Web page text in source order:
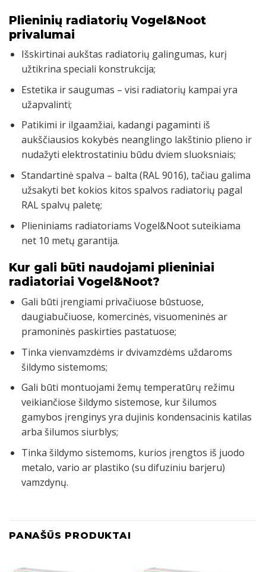
Plieninių radiatorių Vogel&Noot
privalumai
Išskirtinai aukštas radiatorių galingumas, kurį
užtikrina speciali konstrukcija;
Estetika ir saugumas – visi radiatorių kampai yra
užapvalinti;
Patikimi ir ilgaamžiai, kadangi pagaminti iš
aukščiausios kokybės neanglingo lakštinio plieno ir
nudažyti elektrostatiniu būdu dviem sluoksniais;
Standartinė spalva – balta (RAL 9016), tačiau galima
užsakyti bet kokios kitos spalvos radiatorių pagal
RAL spalvų paletę;
Plieniniams radiatoriams Vogel&Noot suteikiama
net 10 metų garantija.
Kur gali būti naudojami plieniniai
radiatoriai Vogel&Noot?
Gali būti įrengiami privačiuose būstuose,
daugiabučiuose, komercinės, visuomeninės ar
pramoninės paskirties pastatuose;
Tinka vienvamzdėms ir dvivamzdėms uždaroms
šildymo sistemoms;
Gali būti montuojami žemų temperatūrų režimu
veikiančiose šildymo sistemose, kur šilumos
gamybos įrenginys yra dujinis kondensacinis katilas
arba šilumos siurblys;
Tinka šildymo sistemoms, kurios įrengtos iš juodo
metalo, vario ar plastiko (su difuziniu barjeru)
vamzdynų.
PANAŠŪS PRODUKTAI